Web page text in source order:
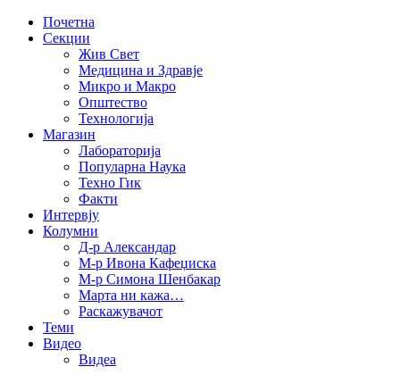
Почетна
Секции
Жив Свет
Медицина и Здравје
Микро и Макро
Општество
Технологија
Магазин
Лабораторија
Популарна Наука
Техно Гик
Факти
Интервју
Колумни
Д-р Александар
М-р Ивона Кафеџиска
М-р Симона Шенбакар
Марта ни кажа…
Раскажувачот
Теми
Видео
Видеа